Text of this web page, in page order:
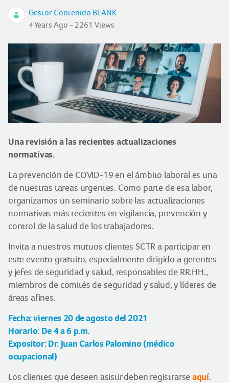
Gestor Contenido BLANK
4 Years Ago - 2261 Views
Una revisión a las recientes actualizaciones
normativas.
La prevención de COVID-19 en el ámbito laboral es una
de nuestras tareas urgentes. Como parte de esa labor,
organizamos un seminario sobre las actualizaciones
normativas más recientes en vigilancia, prevención y
control de la salud de los trabajadores.
Invita a nuestros mutuos clientes SCTR a participar en
este evento gratuito, especialmente dirigido a gerentes
y jefes de seguridad y salud, responsables de RR.HH.,
miembros de comités de seguridad y salud, y líderes de
áreas afines.
Fecha: viernes 20 de agosto del 2021
Horario: De 4 a 6 p.m.
Expositor: Dr. Juan Carlos Palomino (médico
ocupacional)
Los clientes que deseen asistir deben registrarse aquí.